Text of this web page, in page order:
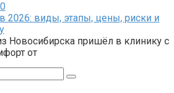
0
2026: виды, этапы, цены, риски и
Новосибирска пришёл в клинику с
от